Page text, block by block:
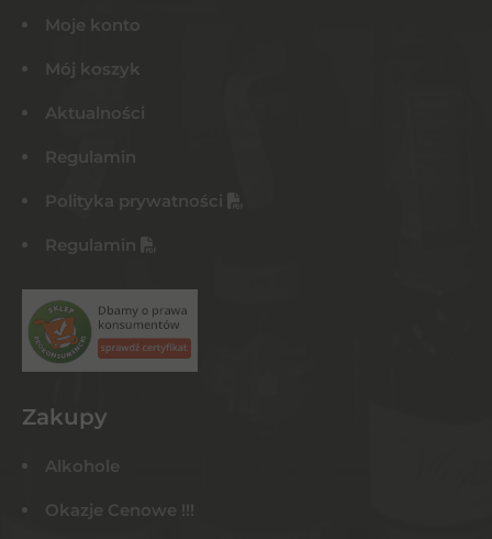
Moje konto
Mój koszyk
Aktualności
Regulamin
Polityka prywatności
Regulamin
Zakupy
Alkohole
Okazje Cenowe !!!